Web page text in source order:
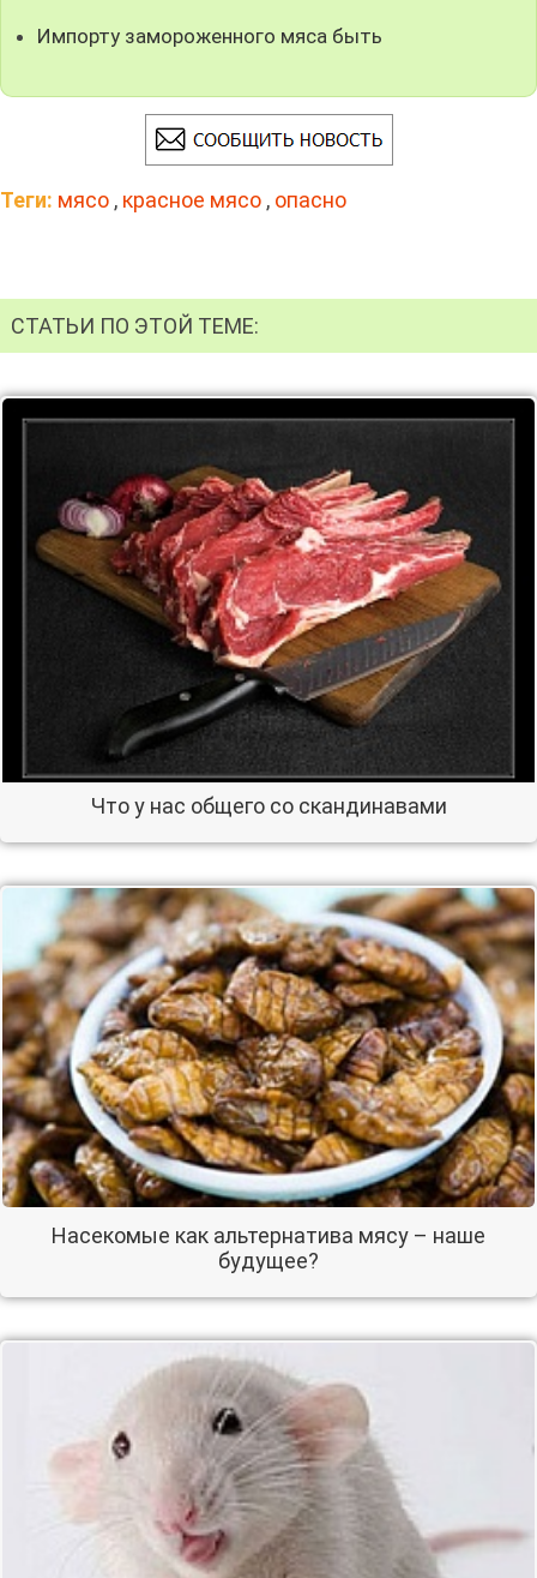
Импорту замороженного мяса быть
Теги: мясо , красное мясо , опасно
СТАТЬИ ПО ЭТОЙ ТЕМЕ:
Что у нас общего со скандинавами
Насекомые как альтернатива мясу – наше
будущее?